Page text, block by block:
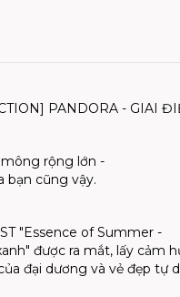
PANDORA - GIAI
mông rộng lớn -
bạn cũng vậy.
"Essence of Summer -
" được ra mắt, lấy cảm
đại dương và vẻ đẹp tự